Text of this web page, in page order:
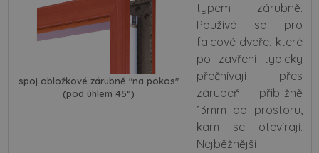
spoj obložkové zárubně "na pokos"
(pod úhlem 45°)
typem zárubně.
Používá se pro
falcové dveře, které
po zavření typicky
přečnívají přes
zárubeň přibližně
13mm do prostoru,
kam se otevírají.
Nejběžnější